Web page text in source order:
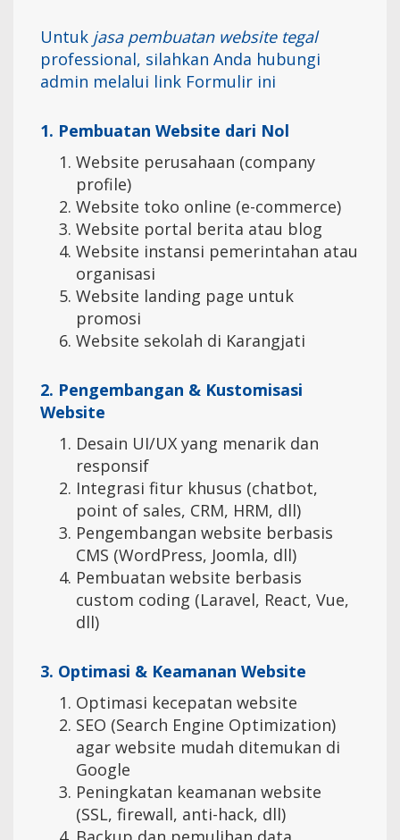
Untuk jasa pembuatan website tegal
professional, silahkan Anda hubungi
admin melalui link Formulir ini
1. Pembuatan Website dari Nol
Website perusahaan (company
profile)
Website toko online (e-commerce)
Website portal berita atau blog
Website instansi pemerintahan atau
organisasi
Website landing page untuk
promosi
Website sekolah di Karangjati
2. Pengembangan & Kustomisasi
Website
Desain UI/UX yang menarik dan
responsif
Integrasi fitur khusus (chatbot,
point of sales, CRM, HRM, dll)
Pengembangan website berbasis
CMS (WordPress, Joomla, dll)
Pembuatan website berbasis
custom coding (Laravel, React, Vue,
dll)
3. Optimasi & Keamanan Website
Optimasi kecepatan website
SEO (Search Engine Optimization)
agar website mudah ditemukan di
Google
Peningkatan keamanan website
(SSL, firewall, anti-hack, dll)